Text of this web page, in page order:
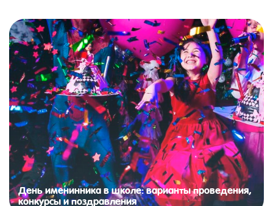
День именинника в школе: варианты проведения,
конкурсы и поздравления